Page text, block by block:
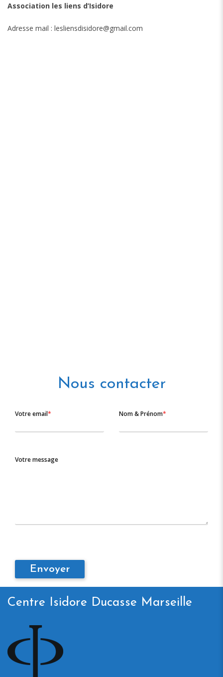
Association les liens d’Isidore
Adresse mail : lesliensdisidore@gmail.com
Nous contacter
Votre email* Nom & Prénom*
Votre message
Centre Isidore Ducasse Marseille